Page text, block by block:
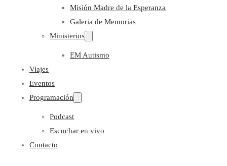
Misión Madre de la Esperanza
Galeria de Memorias
Ministerios
EM Autismo
Viajes
Eventos
Programación
Podcast
Escuchar en vivo
Contacto